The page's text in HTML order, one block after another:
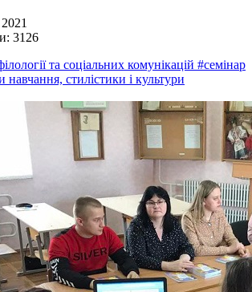
3126
та соціальних комунікацій #семінар
стилістики і культури